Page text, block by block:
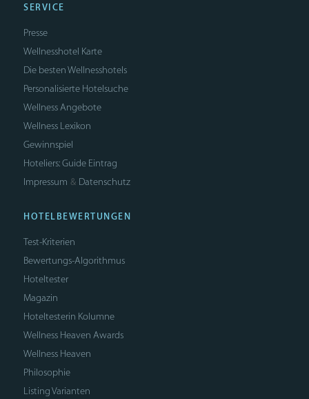
SERVICE
Presse
Wellnesshotel Karte
Die besten Wellnesshotels
Personalisierte Hotelsuche
Wellness Angebote
Wellness Lexikon
Gewinnspiel
Hoteliers: Guide Eintrag
Impressum & Datenschutz
HOTELBEWERTUNGEN
Test-Kriterien
Bewertungs-Algorithmus
Hoteltester
Magazin
Hoteltesterin Kolumne
Wellness Heaven Awards
Wellness Heaven
Philosophie
Listing Varianten